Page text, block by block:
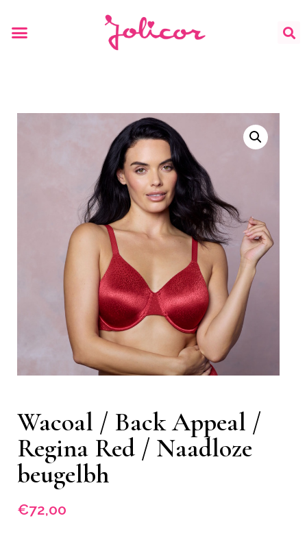
Wacoal / Back Appeal /
Regina Red / Naadloze
beugelbh
€72,00